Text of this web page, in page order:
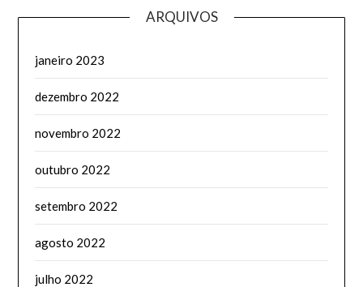
ARQUIVOS
janeiro 2023
dezembro 2022
novembro 2022
outubro 2022
setembro 2022
agosto 2022
julho 2022